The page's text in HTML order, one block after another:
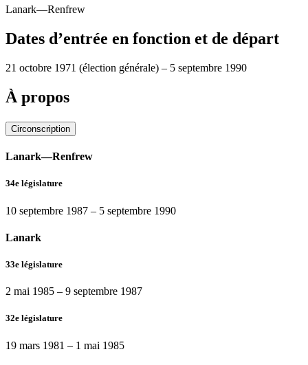
Lanark—Renfrew
Dates d’entrée en fonction et de départ
21 octobre 1971 (élection générale) – 5 septembre 1990
À propos
Circonscription
Lanark—Renfrew
34e législature
10 septembre 1987 – 5 septembre 1990
Lanark
33e législature
2 mai 1985 – 9 septembre 1987
32e législature
19 mars 1981 – 1 mai 1985